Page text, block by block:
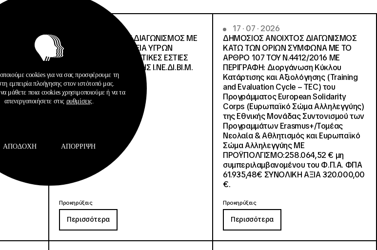
της
το
ΟΠΣ
ΔΙΕΘΝΗΣ ΑΝΟΙΧΤΟΣ ΔΙΑΓΩΝΙΣΜΟΣ ΜΕ
ΠΕΡΙΓΡΑΦΗ:ΠΡΟΜΗΘΕΙΑ ΥΓΡΩΝ
ΚΑΥΣΙΜΩΝ ΣΤΙΣ ΦΟΙΤΗΤΙΚΕΣ ΕΣΤΙΕΣ
ΔΙΑΧΕΙΡΙΣΤΙΚΗΣ ΕΥΘΥΝΗΣ Ι.ΝΕ.ΔΙ.ΒΙ.Μ.
Προκηρύξεις
Περισσότερα
17 · 07 · 2026
ΔΗΜΟΣΙΟΣ ΑΝΟΙΧΤΟΣ ΔΙΑΓΩΝΙΣΜΟΣ
ΚΑΤΩ ΤΩΝ ΟΡΙΩΝ ΣΥΜΦΩΝΑ ΜΕ ΤΟ
ΑΡΘΡΟ 107 ΤΟΥ Ν.4412/2016 ΜΕ
ΠΕΡΙΓΡΑΦΗ: Διοργάνωση Κύκλου
Κατάρτισης και Αξιολόγησης (Training
and Evaluation Cycle – TEC) του
Προγράμματος European Solidarity
Corps (Ευρωπαϊκό Σώμα Αλληλεγγύης)
της Εθνικής Μονάδας Συντονισμού των
Προγραμμάτων Erasmus+/Τομέας
Νεολαία & Αθλητισμός και Ευρωπαϊκό
Σώμα Αλληλεγγύης ΜΕ
ΠΡΟΫΠΟΛΓΙΣΜΟ:258.064,52 € μη
συμπεριλαμβανομένου του Φ.Π.Α. ΦΠΑ
61.935,48€ ΣΥΝΟΛΙΚΗ ΑΞΙΑ 320.000,00
€.
Προκηρύξεις
Περισσότερα
cookies για να σας προσφέρουμε τη
εμπειρία πλοήγησης στον ιστότοπό μας.
μάθετε ποια cookies χρησιμοποιούμε ή να τα
απενεργοποιήσετε στις ρυθμίσεις
ΑΠΟΔΟΧΉ ΑΠΌΡΡΙΨΗ